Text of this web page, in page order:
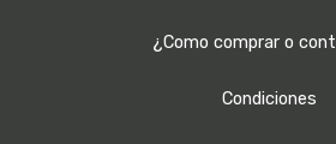
¿Como comprar o
Condiciones